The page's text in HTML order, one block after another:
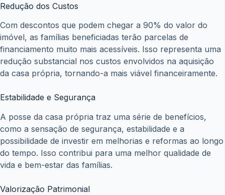
Redução dos Custos
Com descontos que podem chegar a 90% do valor do
imóvel, as famílias beneficiadas terão parcelas de
financiamento muito mais acessíveis. Isso representa uma
redução substancial nos custos envolvidos na aquisição
da casa própria, tornando-a mais viável financeiramente.
Estabilidade e Segurança
A posse da casa própria traz uma série de benefícios,
como a sensação de segurança, estabilidade e a
possibilidade de investir em melhorias e reformas ao longo
do tempo. Isso contribui para uma melhor qualidade de
vida e bem-estar das famílias.
Valorização Patrimonial